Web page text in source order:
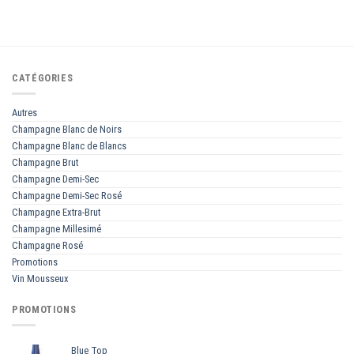
CATÉGORIES
Autres
Champagne Blanc de Noirs
Champagne Blanc de Blancs
Champagne Brut
Champagne Demi-Sec
Champagne Demi-Sec Rosé
Champagne Extra-Brut
Champagne Millesimé
Champagne Rosé
Promotions
Vin Mousseux
PROMOTIONS
Blue Top